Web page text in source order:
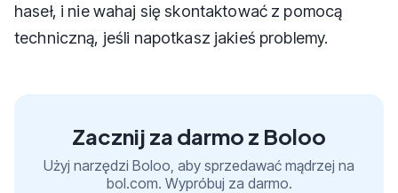
haseł, i nie wahaj się skontaktować z pomocą
techniczną, jeśli napotkasz jakieś problemy.
Zacznij za darmo z Boloo
Użyj narzędzi Boloo, aby sprzedawać mądrzej na
bol.com. Wypróbuj za darmo.